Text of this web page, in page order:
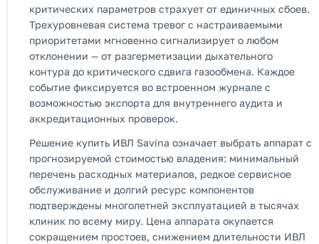
критических параметров страхует от единичных сбоев.
Трехуровневая система тревог с настраиваемыми
приоритетами мгновенно сигнализирует о любом
отклонении — от разгерметизации дыхательного
контура до критического сдвига газообмена. Каждое
событие фиксируется во встроенном журнале с
возможностью экспорта для внутреннего аудита и
аккредитационных проверок.
Решение купить ИВЛ Savina означает выбрать аппарат с
прогнозируемой стоимостью владения: минимальный
перечень расходных материалов, редкое сервисное
обслуживание и долгий ресурс компонентов
подтверждены многолетней эксплуатацией в тысячах
клиник по всему миру. Цена аппарата окупается
сокращением простоев, снижением длительности ИВЛ